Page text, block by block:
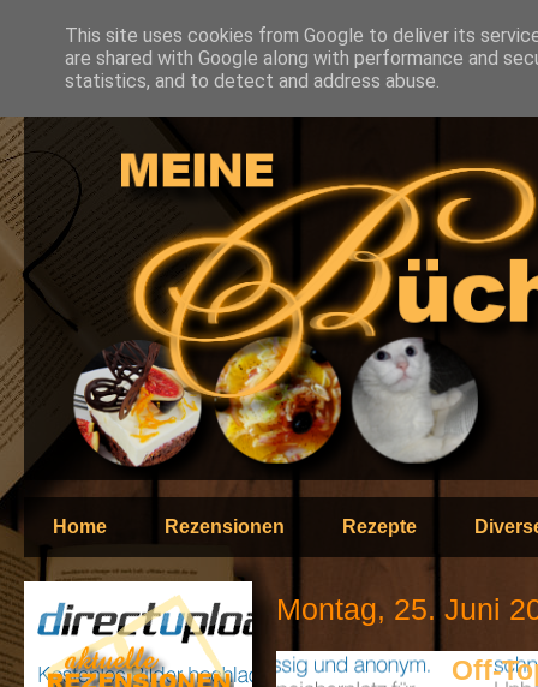
Home Rezensionen Rezepte
Montag, 25. Juni
Off-
This site uses cookies from Google to deliver its
are shared with Google along with performance and
statistics, and to detect and address abuse.